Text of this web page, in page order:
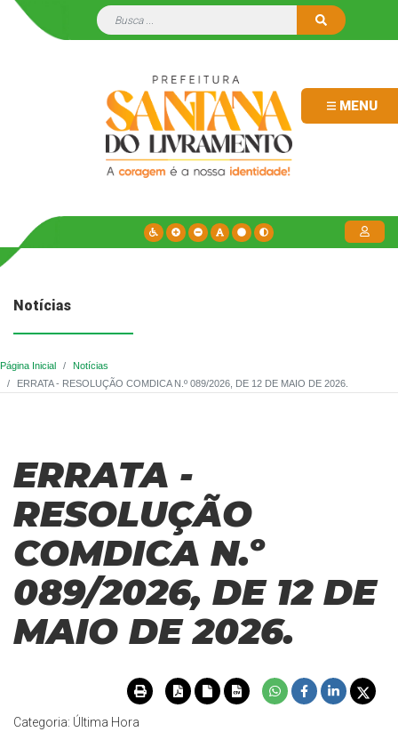
MENU
Notícias
Página Inicial
Notícias
ERRATA - RESOLUÇÃO COMDICA N.º 089/2026, DE 12 DE MAIO DE 2026.
ERRATA -
RESOLUÇÃO
COMDICA N.º
089/2026, DE 12 DE
MAIO DE 2026.
Categoria: Última Hora